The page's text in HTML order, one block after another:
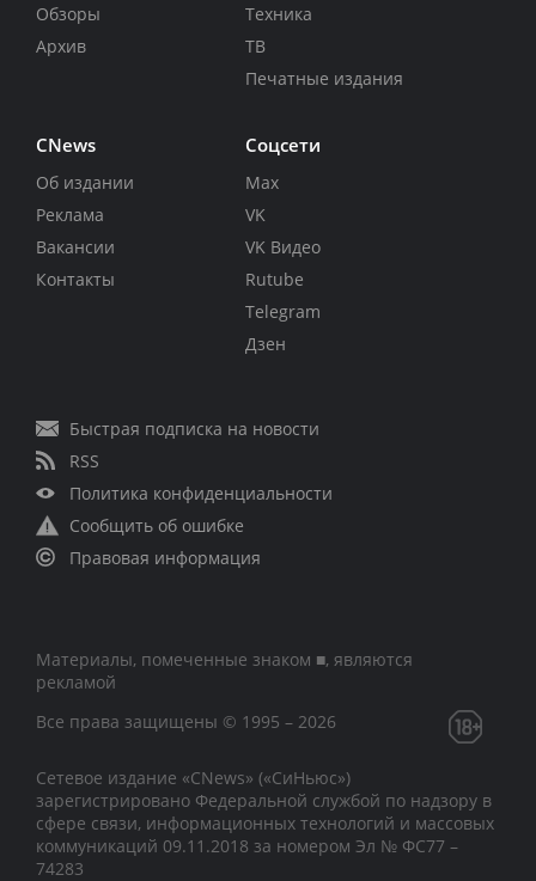
Обзоры
Архив
Техника
ТВ
Печатные издания
CNews
Об издании
Реклама
Вакансии
Контакты
Соцсети
Max
VK
VK Видео
Rutube
Telegram
Дзен
Быстрая подписка на новости
RSS
Политика конфиденциальности
Сообщить об ошибке
Правовая информация
Материалы, помеченные знаком ■, являются
рекламой
Все права защищены © 1995 – 2026
Сетевое издание «CNews» («СиНьюс»)
зарегистрировано Федеральной службой по надзору в
сфере связи, информационных технологий и массовых
коммуникаций 09.11.2018 за номером Эл № ФС77 –
74283